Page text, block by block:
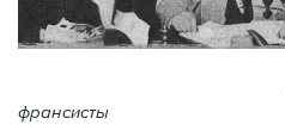
франсисты